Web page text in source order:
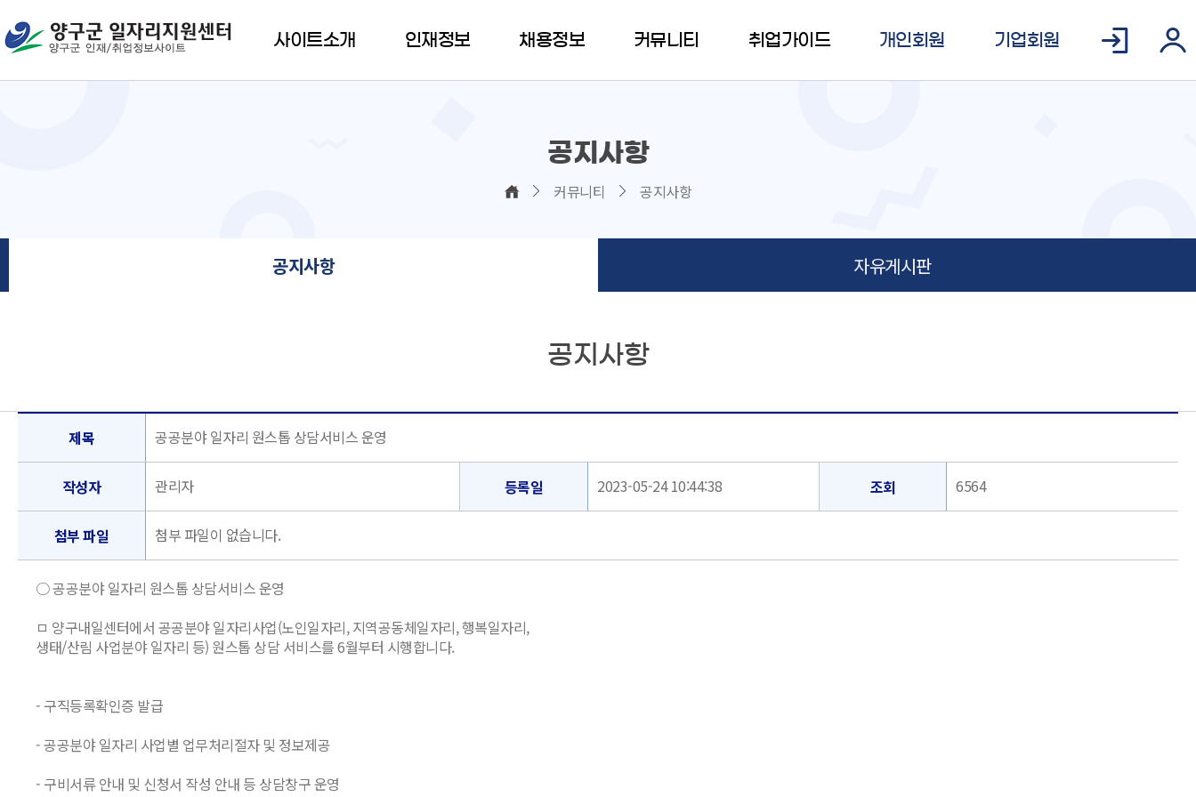
사이트소개 인재정보 채용정보 커뮤니티 취업가이드 개인회원 기업회원
공지사항
커뮤니티 공지사항
공지사항 자유게시판
공지사항
제목 공공분야 일자리 원스톱 상담서비스 운영
작성자 관리자 등록일 2023-05-24 10:44:38 조회 6564
첨부 파일 첨부 파일이 없습니다.
○ 공공분야 일자리 원스톱 상담서비스 운영
ㅁ 양구내일센터에서 공공분야 일자리사업(노인일자리, 지역공동체일자리, 행복일자리,
생태/산림 사업분야 일자리 등) 원스톱 상담 서비스를 6월부터 시행합니다.
- 구직등록확인증 발급
- 공공분야 일자리 사업별 업무처리절자 및 정보제공
- 구비서류 안내 및 신청서 작성 안내 등 상담창구 운영